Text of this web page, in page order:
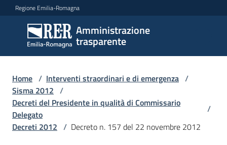
Vai al contenuto
Vai alla navigazione
Vai al footer
Regione Emilia-Romagna
Amministrazione
trasparente
Amministrazione
trasparente
Sottosezioni
Accesso
Home / Interventi straordinari e di emergenza /
Sisma 2012 /
Decreti del Presidente in qualità di Commissario
Delegato
/
Decreti 2012 / Decreto n. 157 del 22 novembre 2012